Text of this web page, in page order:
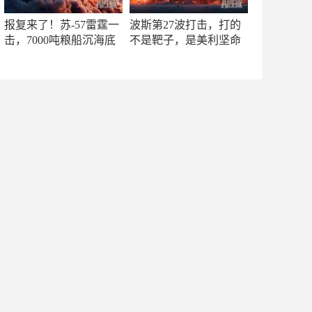
报复来了！苏-57雷霆一
击，7000吨粮船沉海底
波斯第27波打击，打的
不是靶子，是美利坚命